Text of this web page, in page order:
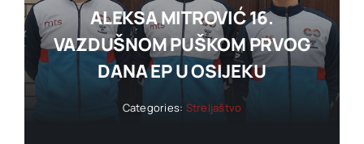
ALEKSA MITROVIĆ 16.
VAZDUŠNOM PUŠKOM PRVOG
DANA EP U OSIJEKU
Categories: Streljaštvo